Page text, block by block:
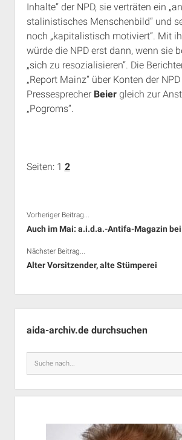
Inhalte“ der NPD, sie verträten ein
stalinistisches Menschenbild“ und
noch „kapitalistisch motiviert“. Mit
würde die NPD erst dann, wenn sie
„sich zu resozialisieren“. Die
„Report Mainz“ über Konten der
Pressesprecher Beiergleich zur
„Pogroms“.
Seiten: 1 2
Vorheriger Beitrag...
Auch im Mai: a.i.d.a.-Antifa-Magazin
Nächster Beitrag...
Alter Vorsitzender, alte Stümperei
aida-archiv.de durchsuchen